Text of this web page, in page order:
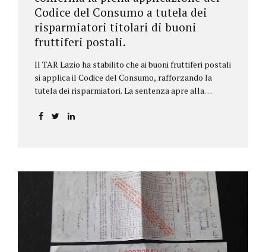
Codice del Consumo a tutela dei
risparmiatori titolari di buoni
fruttiferi postali.
Il TAR Lazio ha stabilito che ai buoni fruttiferi postali
si applica il Codice del Consumo, rafforzando la
tutela dei risparmiatori. La sentenza apre alla
capitale o interessi per mancanza di informazioni